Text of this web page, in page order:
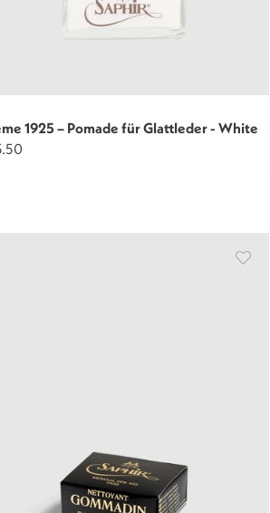
1925 – Pomade für Glattleder - White